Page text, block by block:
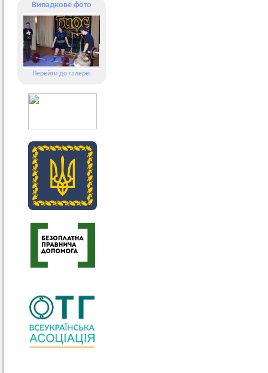
Випадкове фото
Перейти до галереї